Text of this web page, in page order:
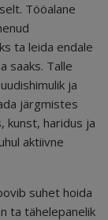
Tööalane
ta leida endale
saaks. Talle
ja
järgmistes
kunst, haridus ja
aktiivne
suhet hoida
ta tähelepanelik